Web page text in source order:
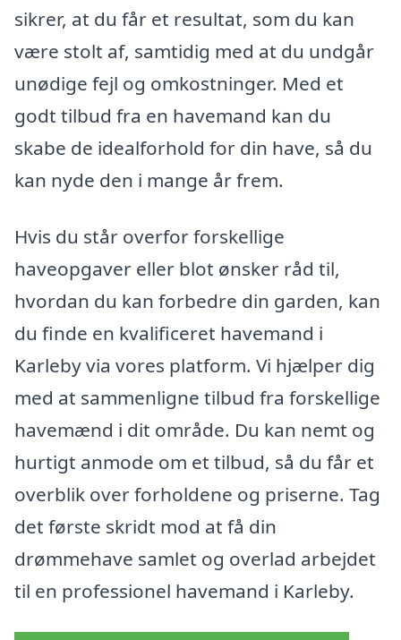
sikrer, at du får et resultat, som du kan
være stolt af, samtidig med at du undgår
unødige fejl og omkostninger. Med et
godt tilbud fra en havemand kan du
skabe de idealforhold for din have, så du
kan nyde den i mange år frem.
Hvis du står overfor forskellige
haveopgaver eller blot ønsker råd til,
hvordan du kan forbedre din garden, kan
du finde en kvalificeret havemand i
Karleby via vores platform. Vi hjælper dig
med at sammenligne tilbud fra forskellige
havemænd i dit område. Du kan nemt og
hurtigt anmode om et tilbud, så du får et
overblik over forholdene og priserne. Tag
det første skridt mod at få din
drømmehave samlet og overlad arbejdet
til en professionel havemand i Karleby.